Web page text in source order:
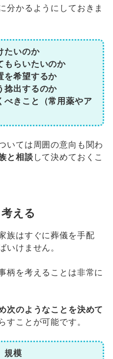
分かるようにしておきま
たいのか
もらいたいのか
を希望するか
捻出するのか
べきこと（常用薬やア
いては周囲の意向も関わ
と相談 して決めておくこ
える
族はすぐに葬儀を手配
いけません。
柄を考えることは非常に
次のようなことを決めて
すことが可能です。
規模